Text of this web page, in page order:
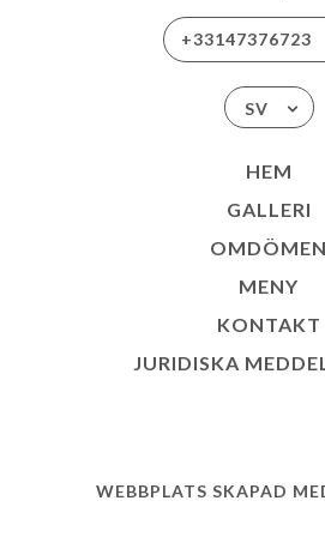
+33147376723
SV
HEM
GALLERI
OMDÖMEN
MENY
KONTAKT
JURIDISKA
WEBBPLATS SKAPAD